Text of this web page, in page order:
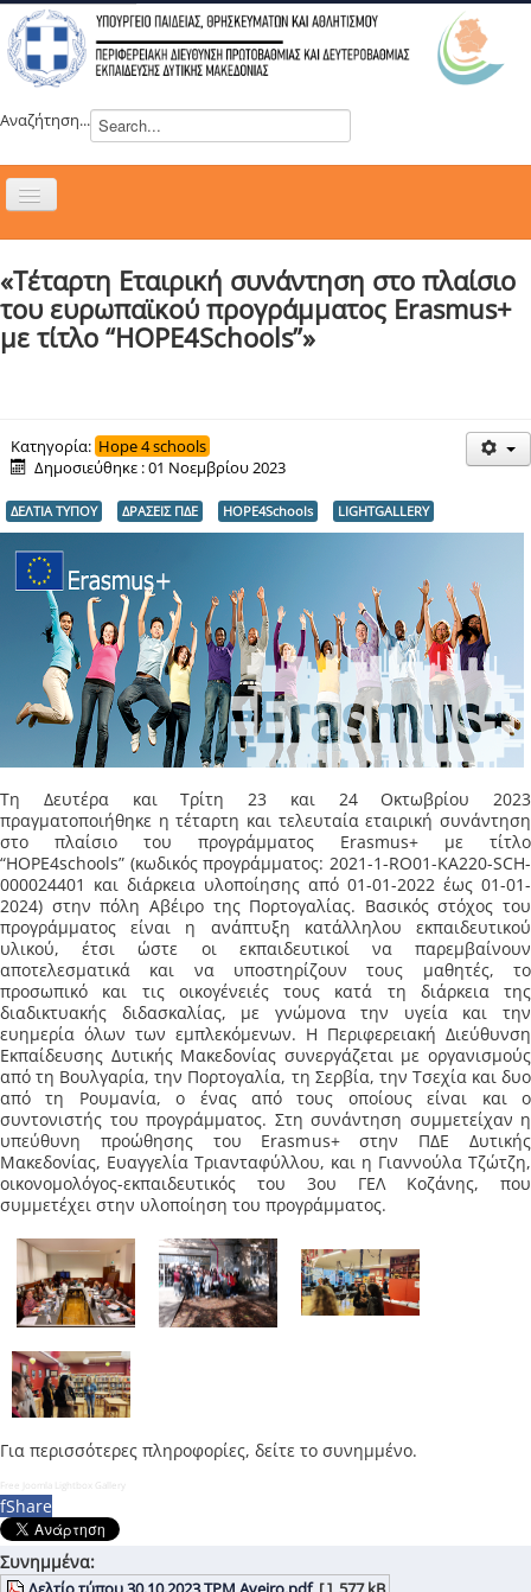
Αναζήτηση...
Εναλλαγή
ΝΕΑ
ΣΥΜΒΟΥΛΙΑ
ΔΡΑΣΕΙΣ
ΕΠΙΚΟΙΝΩΝΙΑ
ΕΞ ΑΠΟΣΤΑΣΕΩΣ ΕΚΠΑΙΔΕΥΣΗ
«Τέταρτη Εταιρική συνάντηση στο πλαίσιο
του ευρωπαϊκού προγράμματος Erasmus+
με τίτλο “HOPE4Schools”»
Κατηγορία: Hope 4 schools
Δημοσιεύθηκε : 01 Νοεμβρίου 2023
ΔΕΛΤΙΑ ΤΥΠΟΥ ΔΡΑΣΕΙΣ ΠΔΕ HOPE4Schools LIGHTGALLERY
Τη Δευτέρα και Τρίτη 23 και 24 Οκτωβρίου 2023
πραγματοποιήθηκε η τέταρτη και τελευταία εταιρική συνάντηση
στο πλαίσιο του προγράμματος Erasmus+ με τίτλο
“HOPE4schools” (κωδικός προγράμματος: 2021-1-RO01-KA220-SCH-
000024401 και διάρκεια υλοποίησης από 01-01-2022 έως 01-01-
2024) στην πόλη Αβέιρο της Πορτογαλίας. Βασικός στόχος του
προγράμματος είναι η ανάπτυξη κατάλληλου εκπαιδευτικού
υλικού, έτσι ώστε οι εκπαιδευτικοί να παρεμβαίνουν
αποτελεσματικά και να υποστηρίζουν τους μαθητές, το
προσωπικό και τις οικογένειές τους κατά τη διάρκεια της
διαδικτυακής διδασκαλίας, με γνώμονα την υγεία και την
ευημερία όλων των εμπλεκόμενων. Η Περιφερειακή Διεύθυνση
Εκπαίδευσης Δυτικής Μακεδονίας συνεργάζεται με οργανισμούς
από τη Βουλγαρία, την Πορτογαλία, τη Σερβία, την Τσεχία και δυο
από τη Ρουμανία, ο ένας από τους οποίους είναι και ο
συντονιστής του προγράμματος. Στη συνάντηση συμμετείχαν η
υπεύθυνη προώθησης του Erasmus+ στην ΠΔΕ Δυτικής
Μακεδονίας, Ευαγγελία Τριανταφύλλου, και η Γιαννούλα Τζώτζη,
οικονομολόγος-εκπαιδευτικός του 3ου ΓΕΛ Κοζάνης, που
συμμετέχει στην υλοποίηση του προγράμματος.
Για περισσότερες πληροφορίες, δείτε το συνημμένο.
Free Joomla Lightbox Gallery
fShare
Συνημμένα: